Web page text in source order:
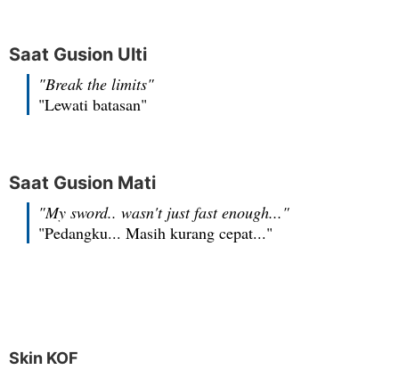
Saat Gusion Ulti
"Break the limits"
"Lewati batasan"
Saat Gusion Mati
"My sword.. wasn't just fast enough..."
"Pedangku... Masih kurang cepat..."
Skin KOF